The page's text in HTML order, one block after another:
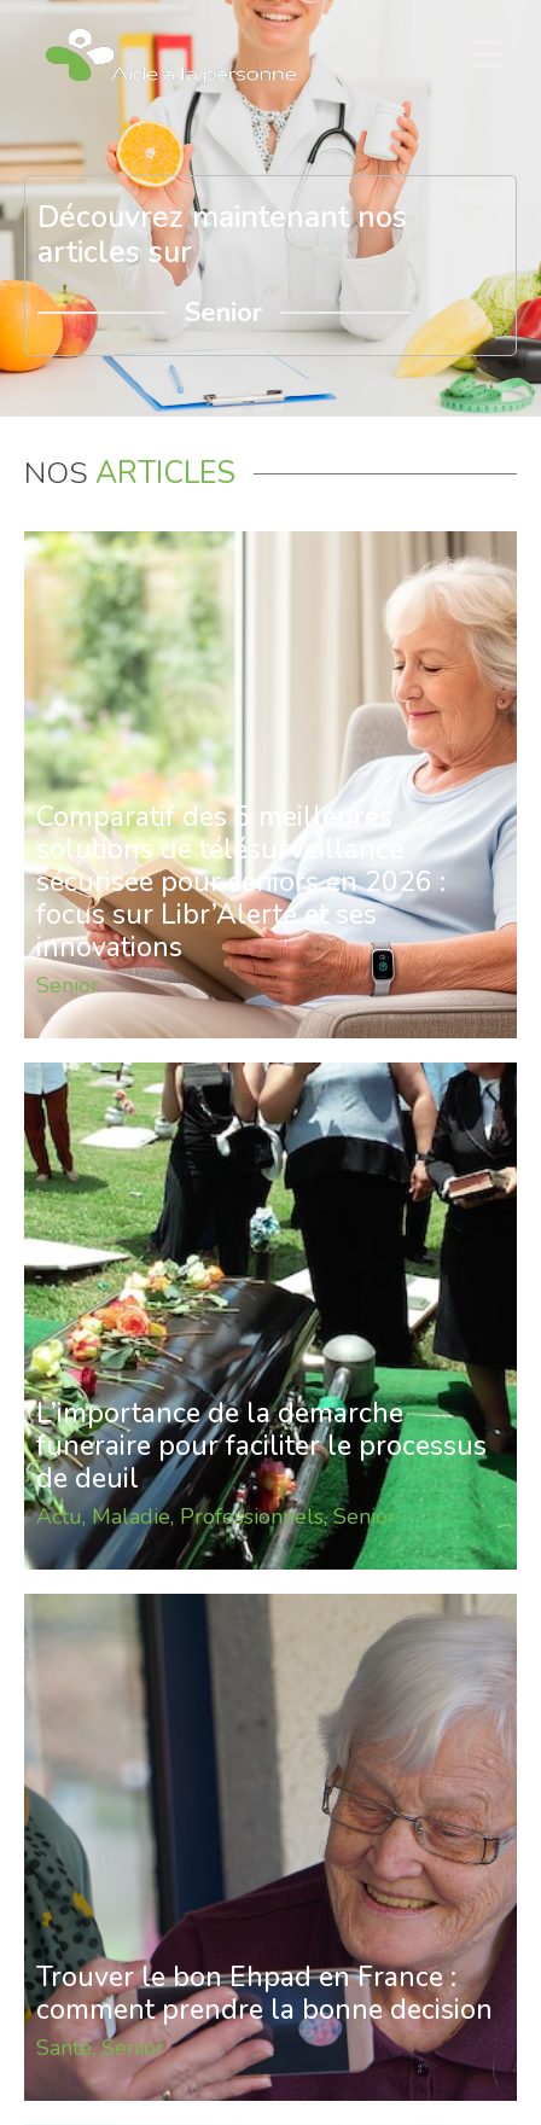
Découvrez maintenant nos
articles sur
Senior
NOS ARTICLES
Comparatif des 5 meilleures
solutions de télésurveillance
sécurisée pour seniors en 2026 :
focus sur Libr’Alerte et ses
innovations
Senior
L’importance de la demarche
funeraire pour faciliter le processus
de deuil
Actu,Maladie, Professionnels,Senior
Trouver le bon Ehpad en France :
comment prendre la bonne decision
Santé,Senior